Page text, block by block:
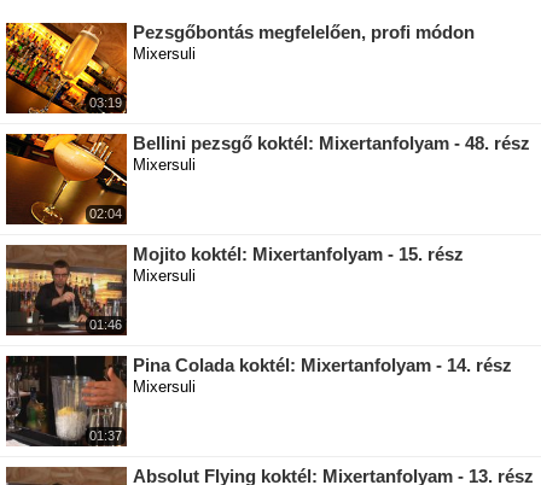
03:19
Pezsgőbontás megfelelően, profi módon
Mixersuli
02:04
Bellini pezsgő koktél: Mixertanfolyam - 48. rész
Mixersuli
01:46
Mojito koktél: Mixertanfolyam - 15. rész
Mixersuli
01:37
Pina Colada koktél: Mixertanfolyam - 14. rész
Mixersuli
Absolut Flying koktél: Mixertanfolyam - 13. rész